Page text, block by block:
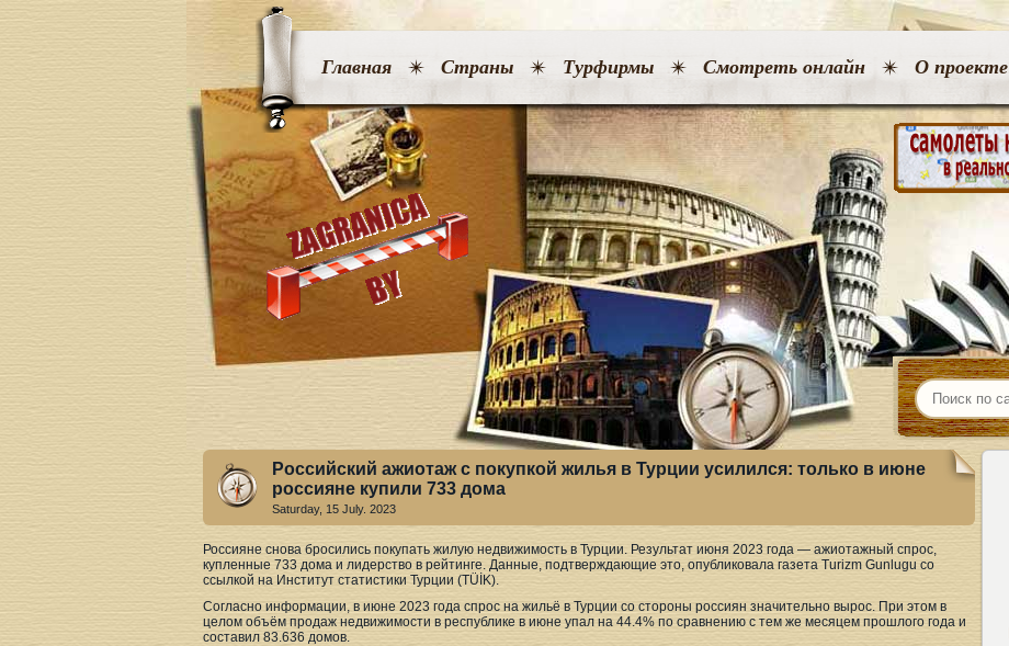
Главная Страны Турфирмы Смотреть онлайн О проекте
Российский ажиотаж с покупкой жилья в Турции усилился: только в июне
россияне купили 733 дома
Saturday, 15 July. 2023
Россияне снова бросились покупать жилую недвижимость в Турции. Результат июня 2023 года — ажиотажный спрос,
купленные 733 дома и лидерство в рейтинге. Данные, подтверждающие это, опубликовала газета Turizm Gunlugu со
ссылкой на Институт статистики Турции (TÜİK).
Согласно информации, в июне 2023 года спрос на жильё в Турции со стороны россиян значительно вырос. При этом в
целом объём продаж недвижимости в республике в июне упал на 44.4% по сравнению с тем же месяцем прошлого года и
составил 83.636 домов.